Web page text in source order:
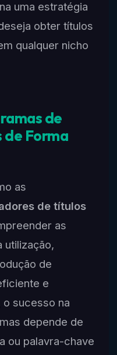
uma estratégia
obter títulos
qualquer nicho
de
de Forma
as
de títulos
as
utilização,
de
e
o sucesso na
depende de
ou palavra-chave